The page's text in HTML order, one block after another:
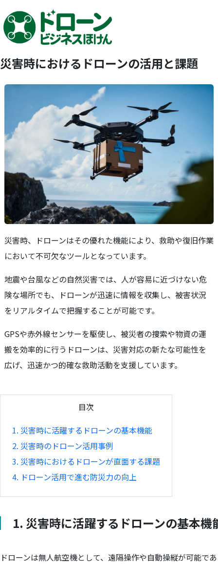
災害時におけるドローンの活用と課題
災害時、ドローンはその優れた機能により、救助や復旧作業
において不可欠なツールとなっています。
地震や台風などの自然災害では、人が容易に近づけない危
険な場所でも、ドローンが迅速に情報を収集し、被害状況
をリアルタイムで把握することが可能です。
GPSや赤外線センサーを駆使し、被災者の捜索や物資の運
搬を効率的に行うドローンは、災害対応の新たな可能性を
広げ、迅速かつ的確な救助活動を支援しています。
目次
1. 災害時に活躍するドローンの基本機能
2. 災害時のドローン活用事例
3. 災害時におけるドローンが直面する課題
4. ドローン活用で進む防災力の向上
1. 災害時に活躍するドローンの基本機
ドローンは無人航空機として、遠隔操作や自動操縦が可能であ